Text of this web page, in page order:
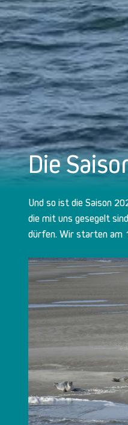
Die
Und so ist die Saison
die mit uns gesegelt
dürfen. Wir starten am